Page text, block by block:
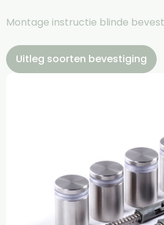
Montage instructie blinde
Uitleg soorten bevestiging